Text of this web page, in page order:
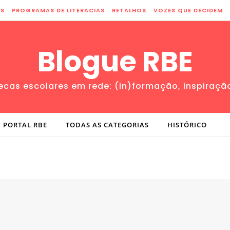
PROGRAMAS DE LITERACIAS RETALHOS VOZES QUE DECIDEM
Blogue RBE
escolares em rede: (in)formação,
PORTAL RBE TODAS AS CATEGORIAS HISTÓRICO